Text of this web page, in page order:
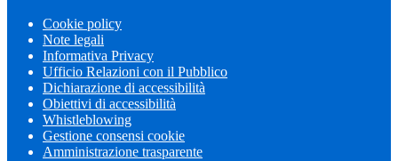
Cookie policy
Note legali
Informativa Privacy
Ufficio Relazioni con il Pubblico
Dichiarazione di accessibilità
Obiettivi di accessibilità
Whistleblowing
Gestione consensi cookie
Amministrazione trasparente